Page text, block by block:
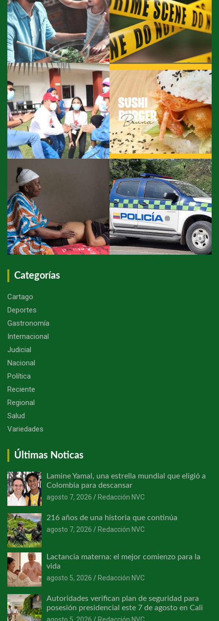
Categorías
Cartago
Deportes
Gastronomía
Internacional
Judicial
Nacional
Política
Reciente
Regional
Salud
Variedades
Últimas Noticas
Lamine Yamal, una estrella mundial que eligió a
Colombia para descansar
agosto 7, 2026
Redacción NVC
216 años de una historia que continúa
agosto 7, 2026
Redacción NVC
Lactancia materna: el mejor comienzo para la
vida
agosto 5, 2026
Redacción NVC
Autoridades verifican plan de seguridad para
posesión presidencial este 7 de agosto en Cali